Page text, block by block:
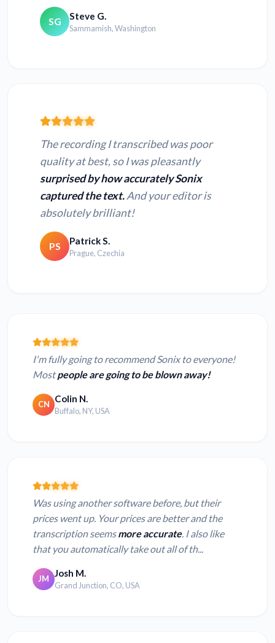
SG Steve G.
Sammamish, Washington
The recording I transcribed was poor
quality at best, so I was pleasantly
surprised by how accurately Sonix
captured the text.And your editor is
absolutely brilliant!
PS Patrick S.
Prague, Czechia
I'm fully going to recommend Sonix to everyone!
Mostpeople are going to be blown away!
CN Colin N.
Buffalo, NY, USA
Was using another software before, but their
prices went up. Your prices are better and the
transcription seemsmore accurate. I also like
that you automatically take out all of th...
JM Josh M.
Grand Junction, CO, USA